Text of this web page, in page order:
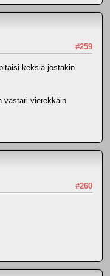
#259
keksiä jostakin
vastari vierekkäin
#260